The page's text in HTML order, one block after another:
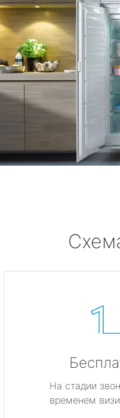
На стадии
временем